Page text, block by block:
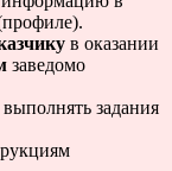
в оказании
заведомо
задания